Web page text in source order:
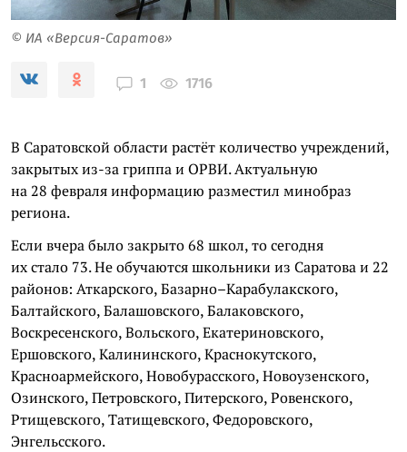
© ИА «Версия-Саратов»
1 1716
В Саратовской области растёт количество учреждений,
закрытых из-за гриппа и ОРВИ. Актуальную
на 28 февраля информацию разместил минобраз
региона.
Если вчера было закрыто 68 школ, то сегодня
их стало 73. Не обучаются школьники из Саратова и 22
районов: Аткарского, Базарно–Карабулакского,
Балтайского, Балашовского, Балаковского,
Воскресенского, Вольского, Екатериновского,
Ершовского, Калининского, Краснокутского,
Красноармейского, Новобурасского, Новоузенского,
Озинского, Петровского, Питерского, Ровенского,
Ртищевского, Татищевского, Федоровского,
Энгельсского.